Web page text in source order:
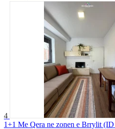
4
1+1 Me Qera ne zonen e Brrylit